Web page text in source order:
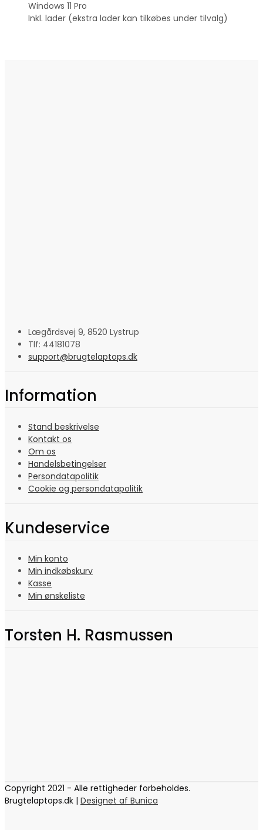
Windows 11 Pro
Inkl. lader (ekstra lader kan tilkøbes under tilvalg)
Lægårdsvej 9, 8520 Lystrup
Tlf: 44181078
support@brugtelaptops.dk
Information
Stand beskrivelse
Kontakt os
Om os
Handelsbetingelser
Persondatapolitik
Cookie og persondatapolitik
Kundeservice
Min konto
Min indkøbskurv
Kasse
Min ønskeliste
Torsten H. Rasmussen
Copyright 2021 - Alle rettigheder forbeholdes.
Brugtelaptops.dk | Designet af Bunica